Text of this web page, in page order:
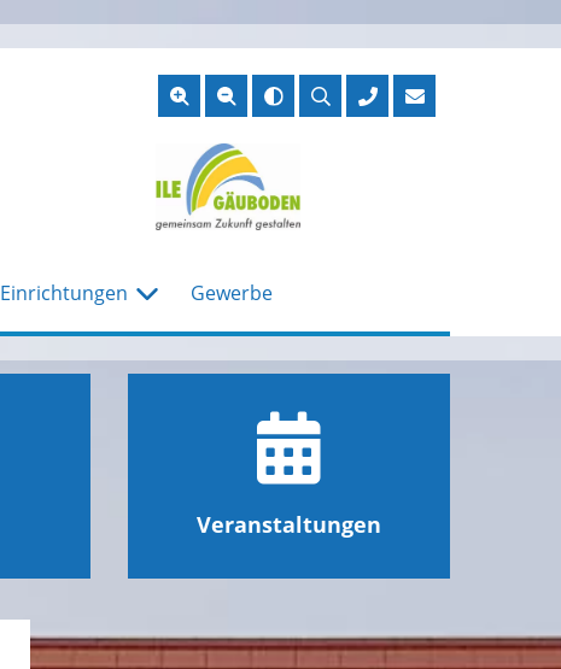
Suche
Einrichtungen Gewerbe
Veranstaltungen